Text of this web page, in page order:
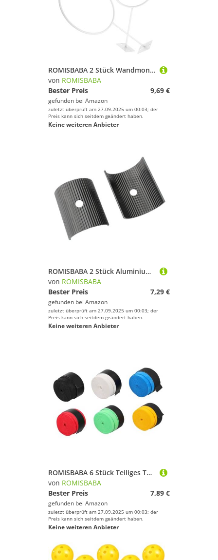
ROMISBABA 2 Stück Wandmontierter Ballhalter aus Robustem Praktisches Regal für Basketball Fußball Rugby Platzsparende Aufbewahrung und Ansprechende Wandpräsentation
von ROMISBABA
Bester Preis
9,69 €
gefunden bei Amazon
zuletzt überprüft am 27.09.2025 um 00:03; der
Preis kann sich seitdem geändert haben.
Keine weiteren Anbieter
ROMISBABA 2 Stück Aluminiumlegierung Fahrrad Lenkeradapter Vorbau Reduzierstück Teilig Radsporttauglich Leicht Langlebig rutschfest Schwarz
von ROMISBABA
Bester Preis
7,29 €
gefunden bei Amazon
zuletzt überprüft am 27.09.2025 um 00:03; der
Preis kann sich seitdem geändert haben.
Keine weiteren Anbieter
ROMISBABA 6 Stück Teiliges Tennis Badminton Rutschfestes Overgrip mit Schweißabsorption Elastisches Grip Tape für Sportzubehör Griffschutz in Farbmix
von ROMISBABA
Bester Preis
7,89 €
gefunden bei Amazon
zuletzt überprüft am 27.09.2025 um 00:03; der
Preis kann sich seitdem geändert haben.
Keine weiteren Anbieter